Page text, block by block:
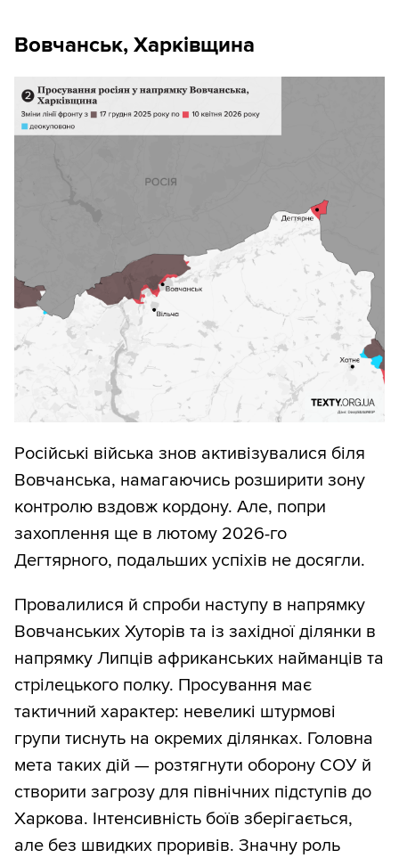
Вовчанськ, Харківщина
Російські війська знов активізувалися біля
Вовчанська, намагаючись розширити зону
контролю вздовж кордону. Але, попри
захоплення ще в лютому 2026-го
Дегтярного, подальших успіхів не досягли.
Провалилися й спроби наступу в напрямку
Вовчанських Хуторів та із західної ділянки в
напрямку Липців африканських найманців та
стрілецького полку. Просування має
тактичний характер: невеликі штурмові
групи тиснуть на окремих ділянках. Головна
мета таких дій — розтягнути оборону СОУ й
створити загрозу для північних підступів до
Харкова. Інтенсивність боїв зберігається,
але без швидких проривів. Значну роль